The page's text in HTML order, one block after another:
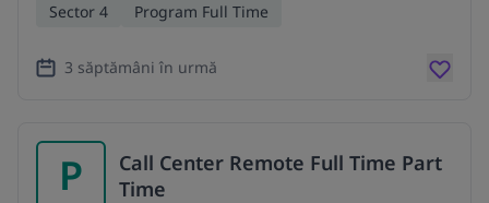
Sector 4 Program Full Time
3 săptămâni în urmă
P
Call Center Remote Full Time Part
Time